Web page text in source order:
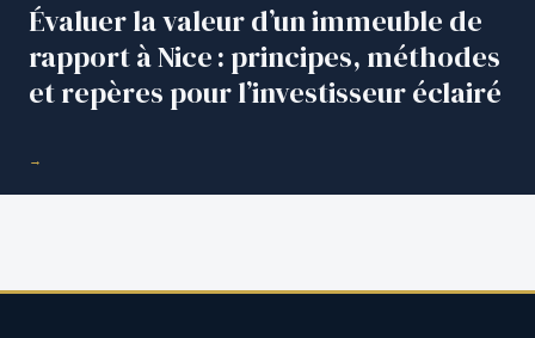
Évaluer la valeur d’un immeuble de
rapport à Nice : principes, méthodes
et repères pour l’investisseur éclairé
→